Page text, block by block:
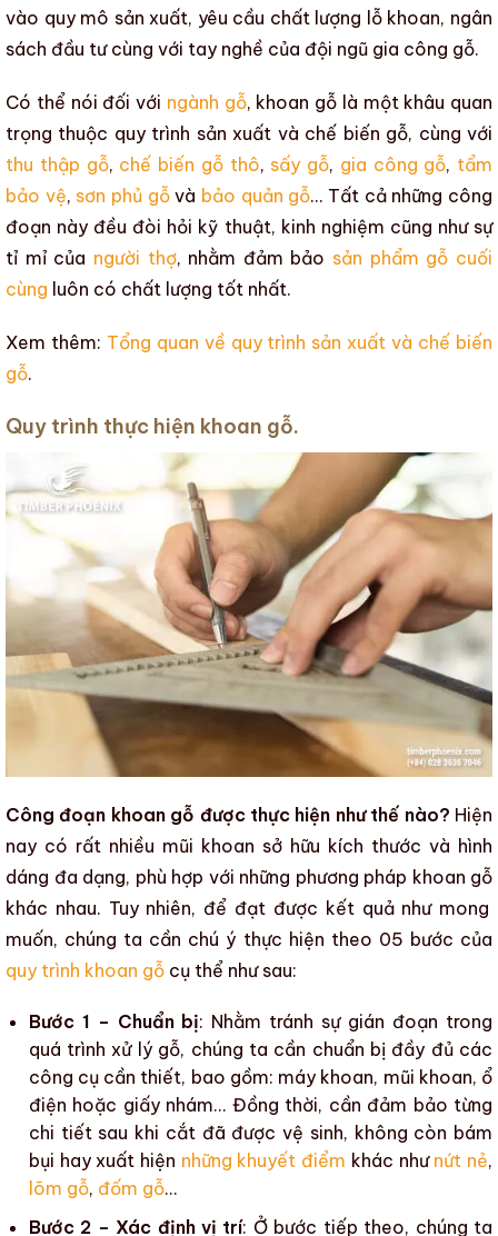
vào quy mô sản xuất, yêu cầu chất lượng lỗ khoan, ngân
sách đầu tư cùng với tay nghề của đội ngũ gia công gỗ.
Có thể nói đối với ngành gỗ, khoan gỗ là một khâu quan
trọng thuộc quy trình sản xuất và chế biến gỗ, cùng với
thu thập gỗ, chế biến gỗ thô, sấy gỗ, gia công gỗ, tẩm
bảo vệ, sơn phủ gỗvà bảo quản gỗ… Tất cả những công
đoạn này đều đòi hỏi kỹ thuật, kinh nghiệm cũng như sự
tỉ mỉ của người thợ, nhằm đảm bảo sản phẩm gỗ cuối
cùng luôn có chất lượng tốt nhất.
Xem thêm: Tổng quan về quy trình sản xuất và chế biến
gỗ.
Quy trình thực hiện khoan gỗ.
Công đoạn khoan gỗ được thực hiện như thế nào? Hiện
nay có rất nhiều mũi khoan sở hữu kích thước và hình
dáng đa dạng, phù hợp với những phương pháp khoan gỗ
khác nhau. Tuy nhiên, để đạt được kết quả như mong
muốn, chúng ta cần chú ý thực hiện theo 05 bước của
quy trình khoan gỗ cụ thể như sau:
Bước 1 – Chuẩn bị: Nhằm tránh sự gián đoạn trong
quá trình xử lý gỗ, chúng ta cần chuẩn bị đầy đủ các
công cụ cần thiết, bao gồm: máy khoan, mũi khoan, ổ
điện hoặc giấy nhám… Đồng thời, cần đảm bảo từng
chi tiết sau khi cắt đã được vệ sinh, không còn bám
bụi hay xuất hiện những khuyết điểm khác như nứt nẻ,
lõm gỗ, đốm gỗ…
Bước 2 – Xác định vị trí: Ở bước tiếp theo, chúng ta